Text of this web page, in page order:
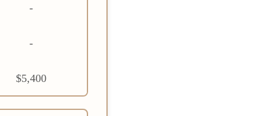
-
-
$5,400